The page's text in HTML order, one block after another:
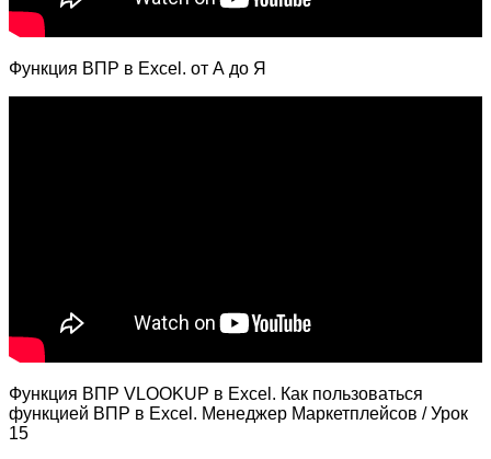
Функция ВПР в Excel. от А до Я
Функция ВПР VLOOKUP в Excel. Как пользоваться
функцией ВПР в Excel. Менеджер Маркетплейсов / Урок
15